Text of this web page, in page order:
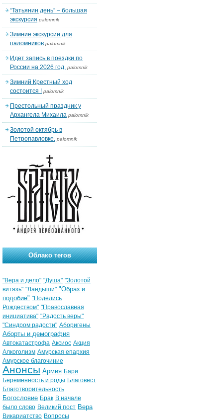
“Татьянин день” – большая
экскурсия palomnik
Зимние экскурсии для
паломников palomnik
Идет запись в поездки по
России на 2026 год. palomnik
Зимний Крестный ход
состоится ! palomnik
Престольный праздник у
Архангела Михаила palomnik
Золотой октябрь в
Петропавловке. palomnik
Облако тегов
"Вера и дело" "Душа" "Золотой
витязь" "Ландыши" "Образ и
подобие" "Поделись
Рождеством" "Православная
инициатива" "Радость веры"
"Синдром радости" Аборигены
Аборты и демография
Автокатастрофа Аксиос Акция
Алкоголизм Амурская епархия
Амурское благочиние
Анонсы Армия Бари
Беременность и роды Благовест
Благотворительность
Богословие Брак В начале
было слово Великий пост Вера
Викариатство Вопросы